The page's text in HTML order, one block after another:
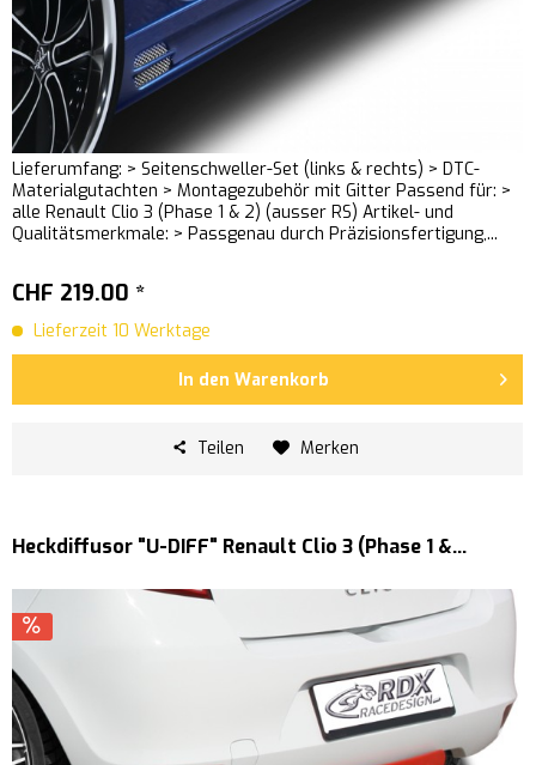
Lieferumfang: > Seitenschweller-Set (links & rechts) > DTC-
Materialgutachten > Montagezubehör mit Gitter Passend für: >
alle Renault Clio 3 (Phase 1 & 2) (ausser RS) Artikel- und
Qualitätsmerkmale: > Passgenau durch Präzisionsfertigung,...
CHF 219.00 *
Lieferzeit 10 Werktage
In den Warenkorb
Teilen Merken
Heckdiffusor "U-DIFF" Renault Clio 3 (Phase 1 &...